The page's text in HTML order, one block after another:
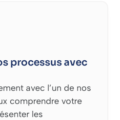
processus avec
avec l’un de nos
comprendre votre
les